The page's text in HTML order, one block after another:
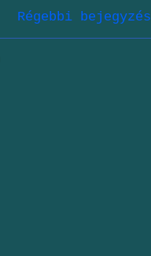
Régebbi bejegyzés